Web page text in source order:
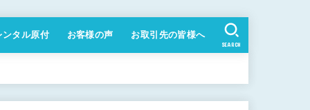
ンタル原付 お客様の声 お取引先の皆様へ
SEARCH